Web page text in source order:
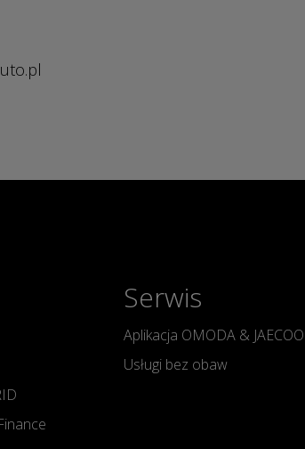
Serwis
Aplikacja OMODA & JAECOO
Usługi bez obaw